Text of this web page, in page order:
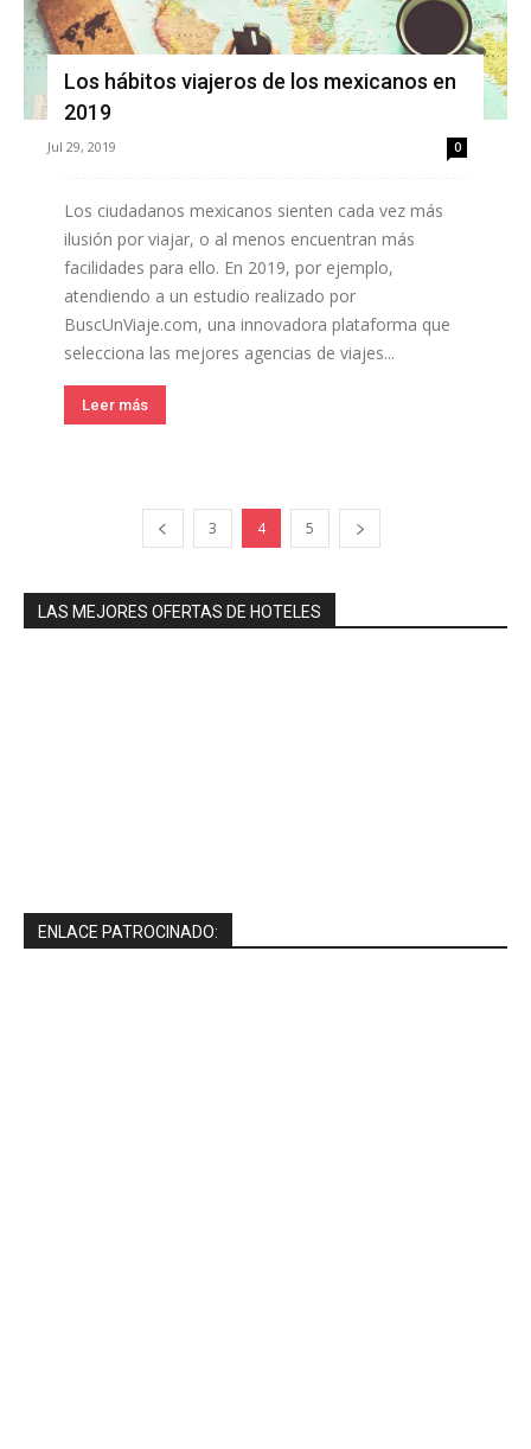
Los hábitos viajeros de los mexicanos en
2019
Jul 29, 2019 0
Los ciudadanos mexicanos sienten cada vez más
ilusión por viajar, o al menos encuentran más
facilidades para ello. En 2019, por ejemplo,
atendiendo a un estudio realizado por
BuscUnViaje.com, una innovadora plataforma que
selecciona las mejores agencias de viajes...
Leer más
3 4 5
LAS MEJORES OFERTAS DE HOTELES
ENLACE PATROCINADO: